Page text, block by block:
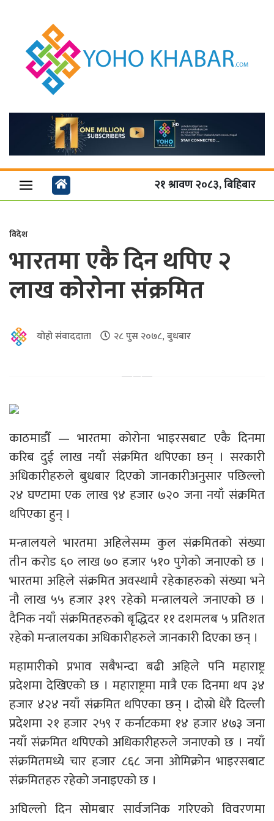
२१ श्रावण २०८३, बिहिबार
विदेश
भारतमा एकै दिन थपिए २
लाख कोरोना संक्रमित
योहो संवाददाता २८ पुस २०७८, बुधबार
काठमाडौँ — भारतमा कोरोना भाइरसबाट एकै दिनमा
करिब दुई लाख नयाँ संक्रमित थपिएका छन् । सरकारी
अधिकारीहरुले बुधबार दिएको जानकारीअनुसार पछिल्लो
२४ घण्टामा एक लाख ९४ हजार ७२० जना नयाँ संक्रमित
थपिएका हुन् ।
मन्त्रालयले भारतमा अहिलेसम्म कुल संक्रमितको संख्या
तीन करोड ६० लाख ७० हजार ५१० पुगेको जनाएको छ ।
भारतमा अहिले संक्रमित अवस्थामै रहेकाहरुको संख्या भने
नौ लाख ५५ हजार ३१९ रहेको मन्त्रालयले जनाएको छ ।
दैनिक नयाँ संक्रमितहरुको बृद्धिदर ११ दशमलब ५ प्रतिशत
रहेको मन्त्रालयका अधिकारीहरुले जानकारी दिएका छन् ।
महामारीको प्रभाव सबैभन्दा बढी अहिले पनि महाराष्ट्र
प्रदेशमा देखिएको छ । महाराष्ट्रमा मात्रै एक दिनमा थप ३४
हजार ४२४ नयाँ संक्रमित थपिएका छन् । दोस्रो धेरै दिल्ली
प्रदेशमा २१ हजार २५९ र कर्नाटकमा १४ हजार ४७३ जना
नयाँ संक्रमित थपिएको अधिकारीहरुले जनाएको छ । नयाँ
संक्रमितमध्ये चार हजार ८६८ जना ओमिक्रोन भाइरसबाट
संक्रमितहरु रहेको जनाइएको छ ।
अघिल्लो दिन सोमबार सार्वजनिक गरिएको विवरणमा